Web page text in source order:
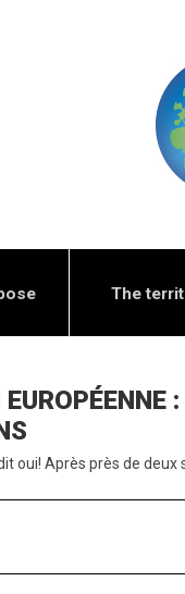
The
oui! Après près de